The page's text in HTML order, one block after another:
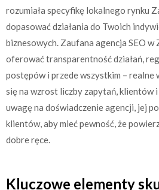
rozumiała specyfikę lokalnego rynku
dopasować działania do Twoich
biznesowych. Zaufana agencja SEO w
oferować transparentność działań,
postępów i przede wszystkim – realne
się na wzrost liczby zapytań,
uwagę na doświadczenie agencji, jej
klientów, aby mieć pewność, że
dobre ręce.
Kluczowe elementy